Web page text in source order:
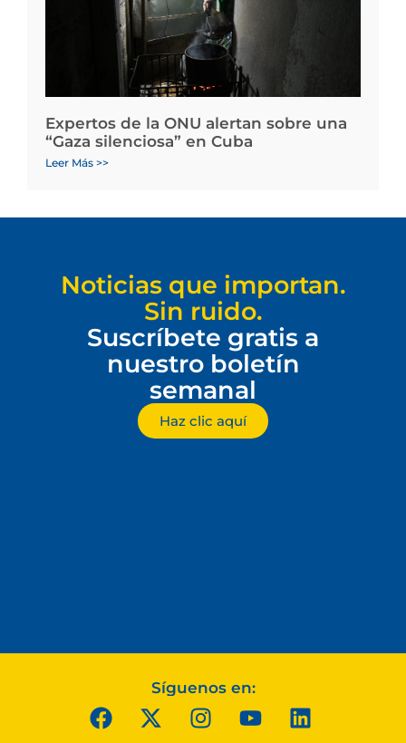
Expertos de la ONU alertan sobre una
“Gaza silenciosa” en Cuba
Leer Más >>
Noticias que importan.
Sin ruido.
Suscríbete gratis a
nuestro boletín
semanal
Haz clic aquí
Síguenos en: